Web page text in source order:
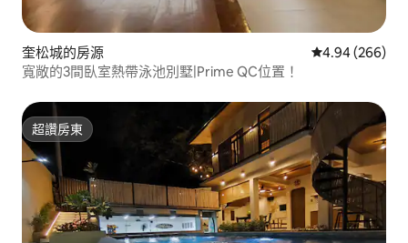
奎松城的房源 從 266 則評價
4.94 (266)
寬敞的3間臥室熱帶泳池別墅|Prime QC位置！
超讚房東
超讚房東